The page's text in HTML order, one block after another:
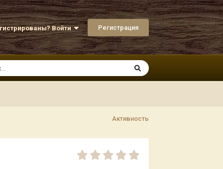
Войти Регистрация
Активность